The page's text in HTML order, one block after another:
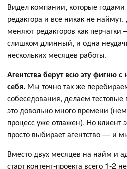
Видел компании, которые
редактора и все никак не
меняют редакторов как
слишком длинный, и одна
нескольких месяцев работы.
Агентства берут всю эту фигню
себя. Мы точно так же
собеседования, делаем тестовые
это довольно много времени
процесс уже отлажен). Но клиент
просто выбирает агентство — и
Вместо двух месяцев на найм и
старт контент-проекта всего 1-2